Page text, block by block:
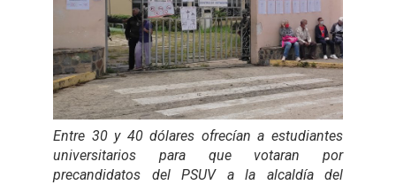
Entre 30 y 40 dólares ofrecían a estudiantes
universitarios para que votaran por
precandidatos del PSUV a la alcaldía del